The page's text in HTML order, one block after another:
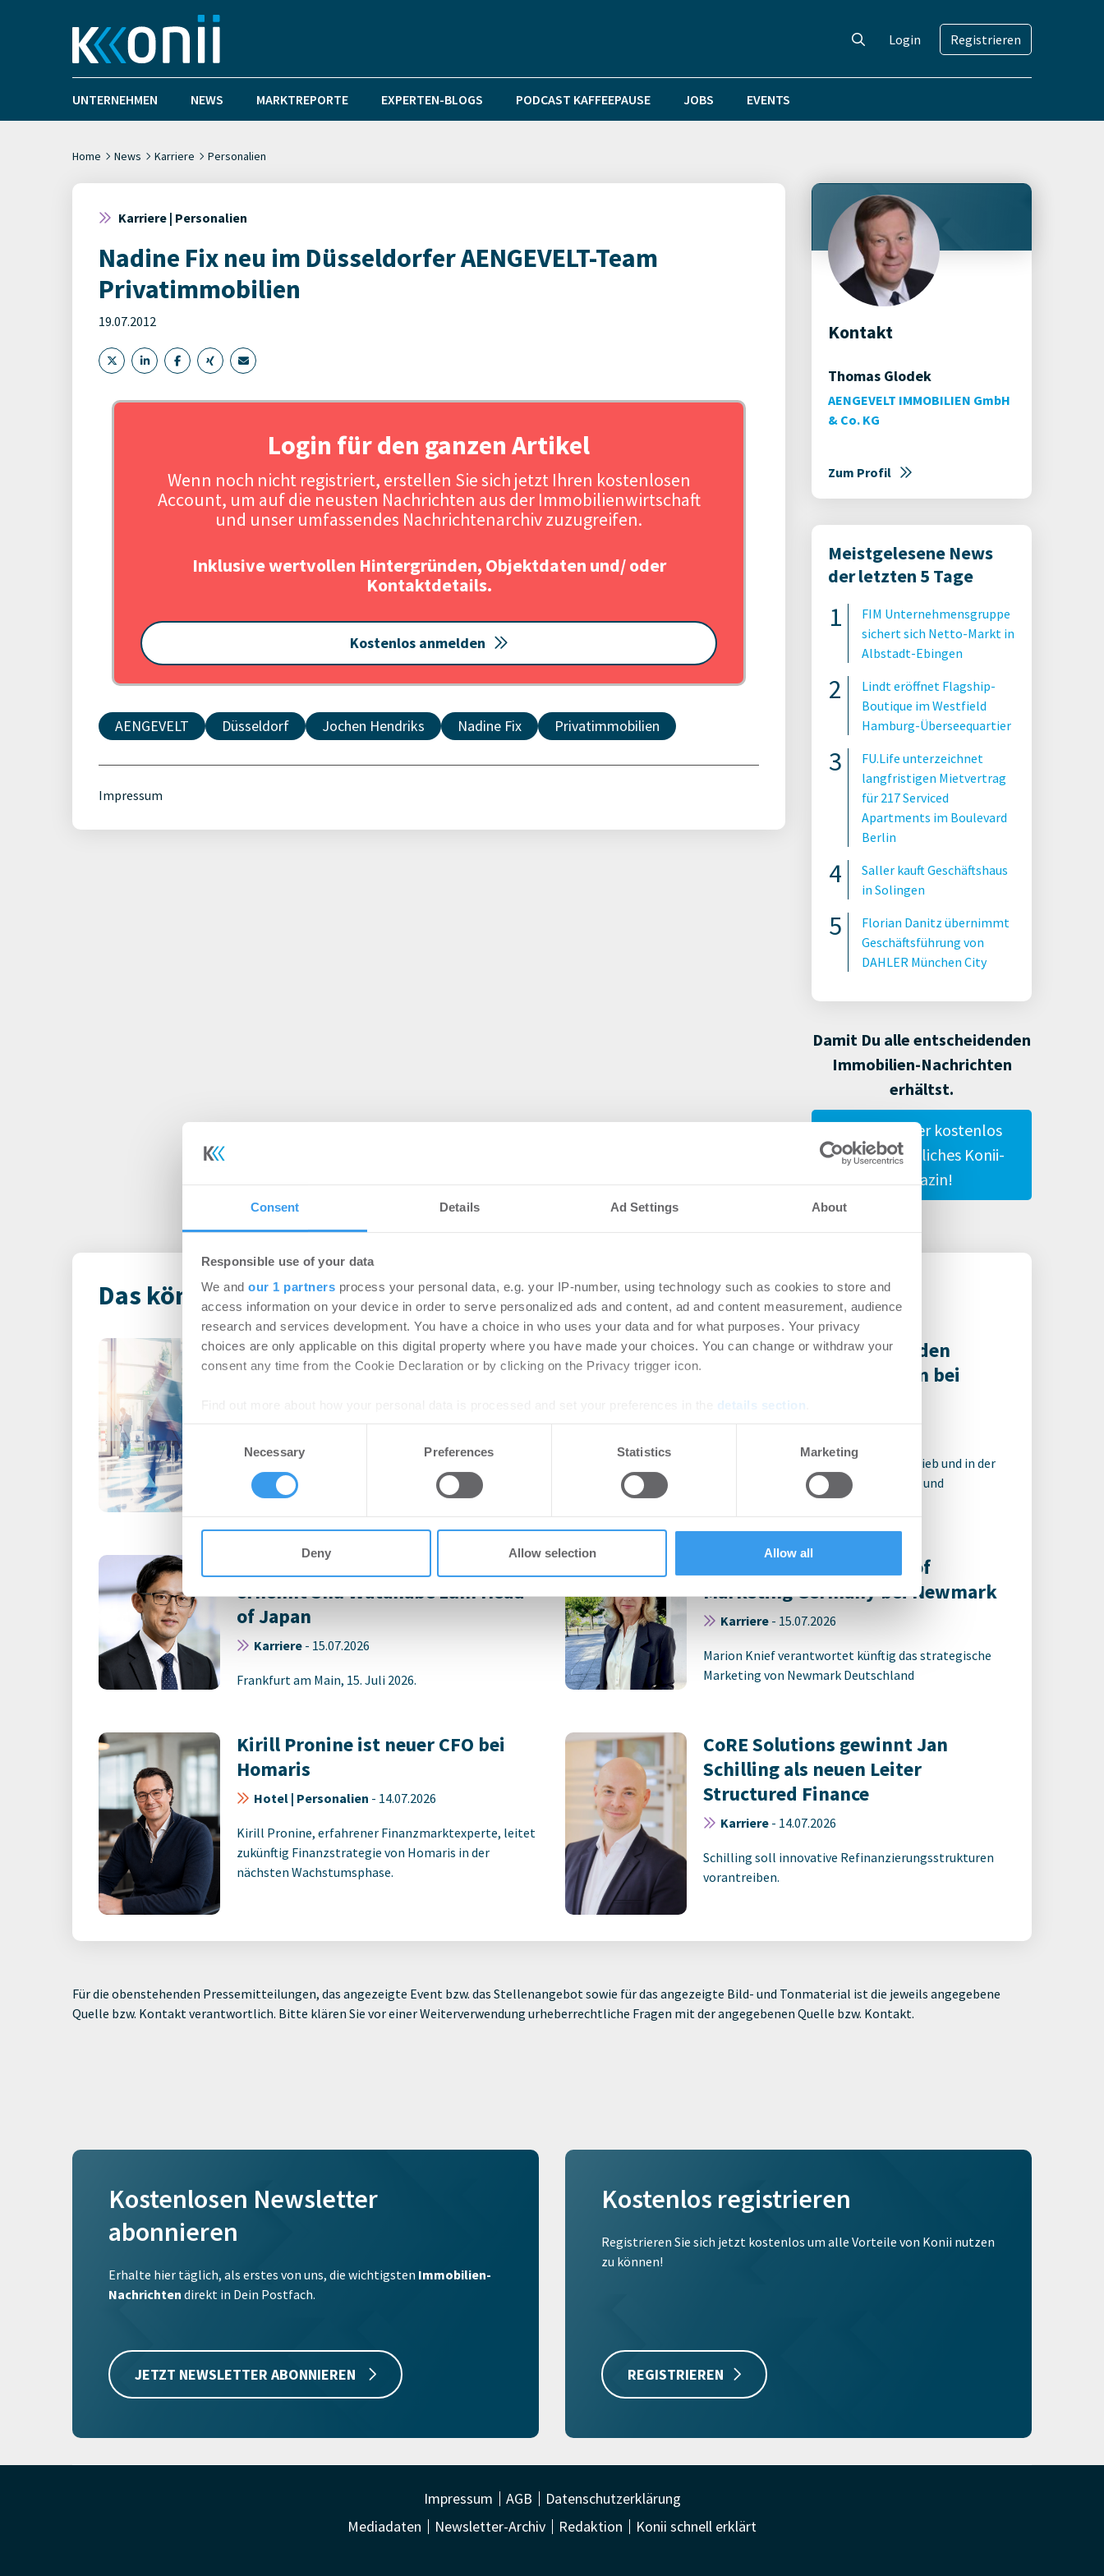
Consent Details Ad Settings About
Responsible use of your data
We and our 1 partners process your personal data, e.g. your IP-number, using technology such as cookies to store and
access information on your device in order to serve personalized ads and content, ad and content measurement, audience
research and services development. You have a choice in who uses your data and for what purposes. Your privacy
choices are only applicable on this digital property where you have made your choices. You can change or withdraw your
consent any time from the Cookie Declaration or by clicking on the Privacy trigger icon.
details section
We use cookies to personalise content and ads, to provide social media features and to analyse our traffic. We also share
other information that you’ve provided to them or that they’ve collected from your use of their services.
Consent
Selection
Necessary Preferences Statistics Marketing
Deny Allow selection Allow all
Login Registrieren
UNTERNEHMEN NEWS MARKTREPORTE EXPERTEN-BLOGS PODCAST KAFFEEPAUSE JOBS EVENTS
Home News Karriere Personalien
Karriere | Personalien
Nadine Fix neu im Düsseldorfer AENGEVELT-Team
Privatimmobilien
19.07.2012
Login für den ganzen Artikel
Wenn noch nicht registriert, erstellen Sie sich jetzt Ihren kostenlosen
Account, um auf die neusten Nachrichten aus der Immobilienwirtschaft
und unser umfassendes Nachrichtenarchiv zuzugreifen.
Inklusive wertvollen Hintergründen, Objektdaten und/ oder
Kontaktdetails.
Kostenlos anmelden
AENGEVELT Düsseldorf Jochen Hendriks Nadine Fix Privatimmobilien
Impressum
Kontakt
Thomas Glodek
AENGEVELT IMMOBILIEN GmbH
& Co. KG
Zum Profil
Meistgelesene News
der letzten 5 Tage
FIM Unternehmensgruppe
sichert sich Netto-Markt in
Albstadt-Ebingen
Lindt eröffnet Flagship-
Boutique im Westfield
Hamburg-Überseequartier
FU.Life unterzeichnet
langfristigen Mietvertrag
für 217 Serviced
Apartments im Boulevard
Berlin
Saller kauft Geschäftshaus
in Solingen
Florian Danitz übernimmt
Geschäftsführung von
DAHLER München City
Damit Du alle entscheidenden
Immobilien-Nachrichten
erhältst.
Gestalte hier kostenlos
Dein persönliches Konii-
Magazin!
Das könnte Dich auch interessieren
Philipp Westphal verstärkt IPH
Gruppe als Leasing Manager
registriert, erstellen Sie sich jetzt Ihren kostenlosen
Account, um auf die neusten ...
Andreas Baumann leitet den
Bereich Privatimmobilien bei
Rohrer Immobilien
Personalien-20.07.2026
Langjährige Erfahrung im Neubauvertrieb und in der
Vermittlung hochwertiger Immobilien und
Savills Investment Management
ernennt Shu Watanabe zum Head
of Japan
Karriere - 15.07.2026
Frankfurt am Main, 15. Juli 2026.
Marion Knief wird Head of
Marketing Germany bei Newmark
Karriere - 15.07.2026
Marion Knief verantwortet künftig das strategische
Marketing von Newmark Deutschland
Kirill Pronine ist neuer CFO bei
Homaris
Hotel | Personalien - 14.07.2026
Kirill Pronine, erfahrener Finanzmarktexperte, leitet
zukünftig Finanzstrategie von Homaris in der
nächsten Wachstumsphase.
CoRE Solutions gewinnt Jan
Schilling als neuen Leiter
Structured Finance
Karriere - 14.07.2026
Schilling soll innovative Refinanzierungsstrukturen
vorantreiben.
Für die obenstehenden Pressemitteilungen, das angezeigte Event bzw. das Stellenangebot sowie für das angezeigte Bild- und Tonmaterial ist die jeweils angegebene
Quelle bzw. Kontakt verantwortlich. Bitte klären Sie vor einer Weiterverwendung urheberrechtliche Fragen mit der angegebenen Quelle bzw. Kontakt.
Kostenlosen Newsletter
abonnieren
Erhalte hier täglich, als erstes von uns, die wichtigsten Immobilien-
Nachrichten direkt in Dein Postfach.
JETZT NEWSLETTER ABONNIEREN
Kostenlos registrieren
Registrieren Sie sich jetzt kostenlos um alle Vorteile von Konii nutzen
zu können!
REGISTRIEREN
Impressum AGB
Datenschutzerklärung
Mediadaten
Newsletter-Archiv Redaktion Konii schnell erklärt